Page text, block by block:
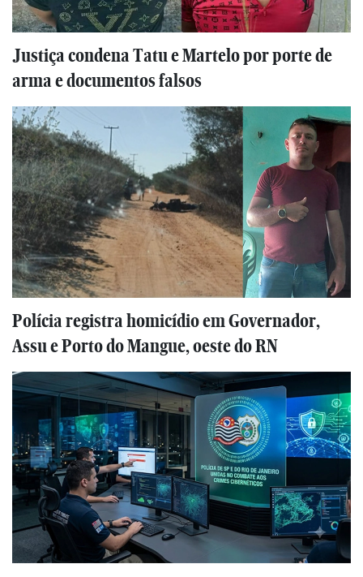
Justiça condena Tatu e Martelo por porte de
arma e documentos falsos
Polícia registra homicídio em Governador,
Assu e Porto do Mangue, oeste do RN